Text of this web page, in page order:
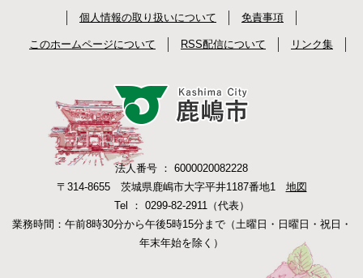
個人情報の取り扱いについて 免責事項
このホームページについて RSS配信について リンク集
法人番号 ： 6000020082228
〒314-8655 茨城県鹿嶋市大字平井1187番地1 地図
Tel ： 0299-82-2911（代表）
業務時間：午前8時30分から午後5時15分まで（土曜日・日曜日・祝日・
年末年始を除く）